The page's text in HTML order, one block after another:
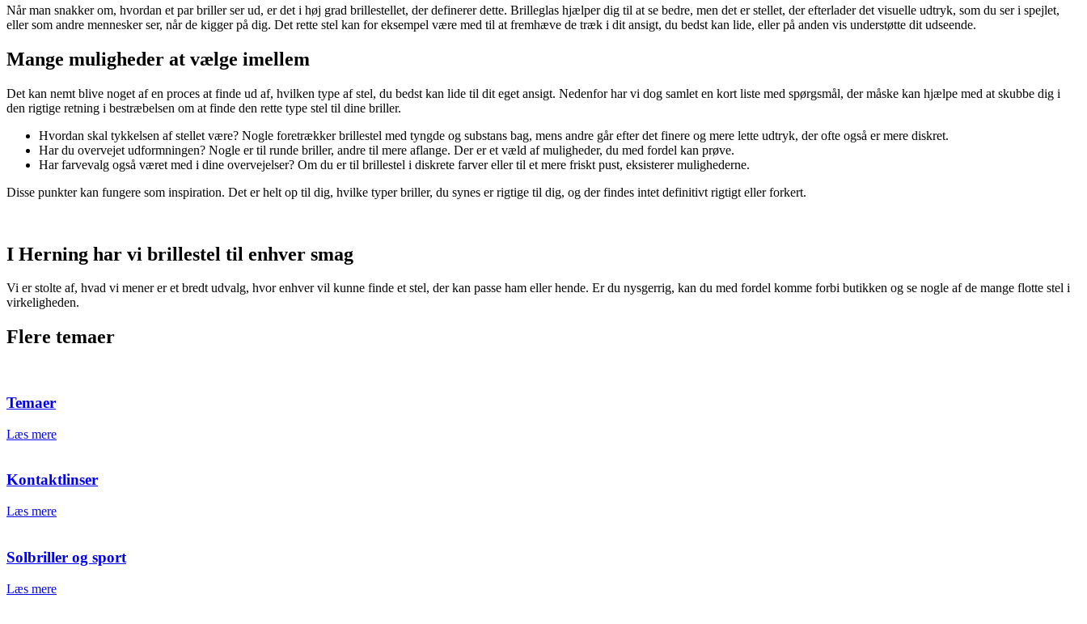
Når man snakker om, hvordan et par briller ser ud, er det i høj grad brillestellet, der definerer dette. Brilleglas hjælper dig til at se bedre, men det er stellet, der efterlader det visuelle udtryk, som du ser i spejlet,
eller som andre mennesker ser, når de kigger på dig. Det rette stel kan for eksempel være med til at fremhæve de træk i dit ansigt, du bedst kan lide, eller på anden vis understøtte dit udseende.
Mange muligheder at vælge imellem
Det kan nemt blive noget af en proces at finde ud af, hvilken type af stel, du bedst kan lide til dit eget ansigt. Nedenfor har vi dog samlet en kort liste med spørgsmål, der måske kan hjælpe med at skubbe dig i
den rigtige retning i bestræbelsen om at finde den rette type stel til dine briller.
Hvordan skal tykkelsen af stellet være? Nogle foretrækker brillestel med tyngde og substans bag, mens andre går efter det finere og mere lette udtryk, der ofte også er mere diskret.
Har du overvejet udformningen? Nogle er til runde briller, andre til mere aflange. Der er et væld af muligheder, du med fordel kan prøve.
Har farvevalg også været med i dine overvejelser? Om du er til brillestel i diskrete farver eller til et mere friskt pust, eksisterer mulighederne.
Disse punkter kan fungere som inspiration. Det er helt op til dig, hvilke typer briller, du synes er rigtige til dig, og der findes intet definitivt rigtigt eller forkert.
I Herning har vi brillestel til enhver smag
Vi er stolte af, hvad vi mener er et bredt udvalg, hvor enhver vil kunne finde et stel, der kan passe ham eller hende. Er du nysgerrig, kan du med fordel komme forbi butikken og se nogle af de mange flotte stel i
virkeligheden.
Flere temaer
Temaer
Læs mere
Kontaktlinser
Læs mere
Solbriller og sport
Læs mere